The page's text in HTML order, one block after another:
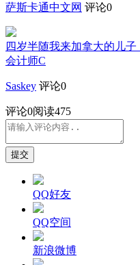
萨斯卡通中文网 评论0
四岁半随我来加拿大的儿
会计师C
Saskey 评论0
评论0阅读475
提交
QQ好友
QQ空间
新浪微博